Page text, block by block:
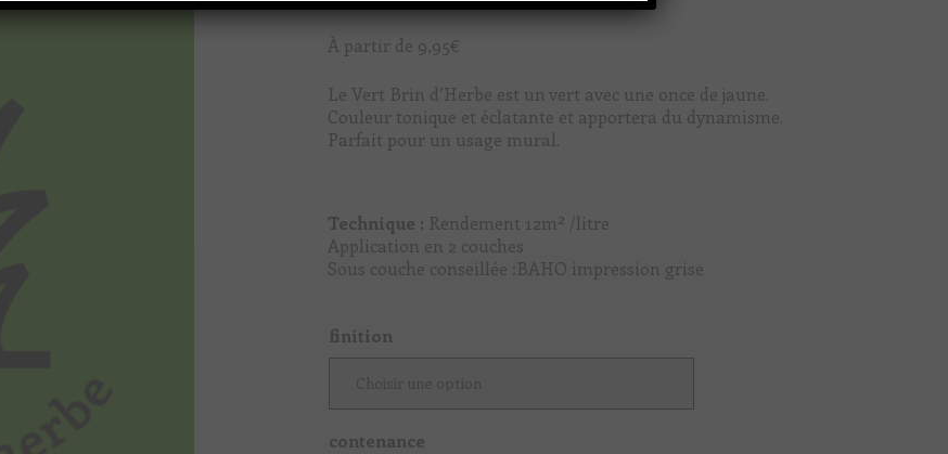
À partir de 9,95€
Le Vert Brin d’Herbe est un vert avec une once de jaune.
Couleur tonique et éclatante et apportera du dynamisme.
Parfait pour un usage mural.
Technique : Rendement 12m² /litre
Application en 2 couches
Sous couche conseillée :BAHO impression grise
finition
contenance